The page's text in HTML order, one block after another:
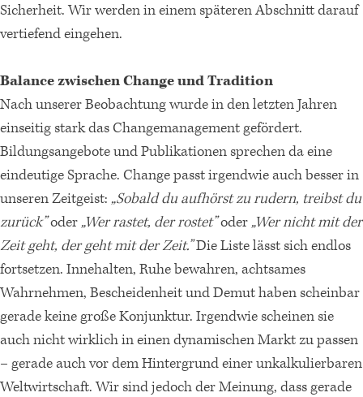
Sicherheit. Wir werden in einem späteren Abschnitt darauf
vertiefend eingehen.
Balance zwischen Change und Tradition
Nach unserer Beobachtung wurde in den letzten Jahren
einseitig stark das Changemanagement gefördert.
Bildungsangebote und Publikationen sprechen da eine
eindeutige Sprache. Change passt irgendwie auch besser in
unseren Zeitgeist: „Sobald du aufhörst zu rudern, treibst du
zurück”oder „Wer rastet, der rostet”oder „Wer nicht mit der
Zeit geht, der geht mit der Zeit.”Die Liste lässt sich endlos
fortsetzen. Innehalten, Ruhe bewahren, achtsames
Wahrnehmen, Bescheidenheit und Demut haben scheinbar
gerade keine große Konjunktur. Irgendwie scheinen sie
auch nicht wirklich in einen dynamischen Markt zu passen
– gerade auch vor dem Hintergrund einer unkalkulierbaren
Weltwirtschaft. Wir sind jedoch der Meinung, dass gerade